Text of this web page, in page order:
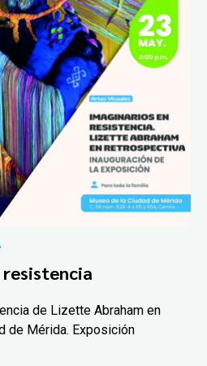
de Lizette Abraham en
de Mérida. Exposición